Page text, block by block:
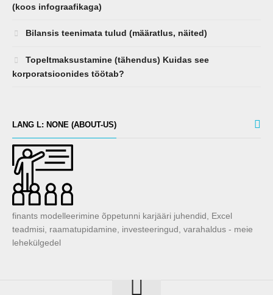
(koos infograafikaga)
Bilansis teenimata tulud (määratlus, näited)
Topeltmaksustamine (tähendus) Kuidas see
korporatsioonides töötab?
LANG L: NONE (ABOUT-US)
finants modelleerimine õppetunni karjääri juhendid, Excel
teadmisi, raamatupidamine, investeeringud, varahaldus - meie
lehekülgedel